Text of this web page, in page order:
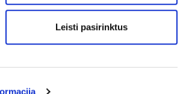
Leisti pasirinktus